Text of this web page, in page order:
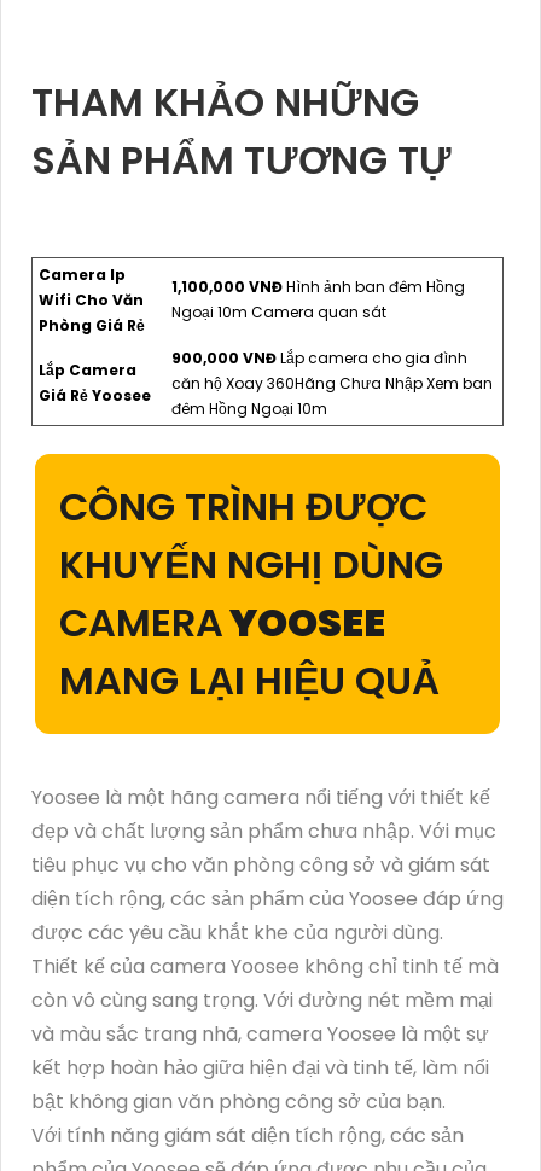
THAM KHẢO NHỮNG
SẢN PHẨM TƯƠNG TỰ
Camera Ip
Wifi Cho Văn
Phòng Giá Rẻ
1,100,000 VNĐHình ảnh ban đêm Hồng
Ngoại 10m Camera quan sát
Lắp Camera
Giá Rẻ Yoosee
900,000 VNĐLắp camera cho gia đình
căn hộ Xoay 360Hãng Chưa Nhập Xem ban
đêm Hồng Ngoại 10m
CÔNG TRÌNH ĐƯỢC
KHUYẾN NGHỊ DÙNG
CAMERAYOOSEE
MANG LẠI HIỆU QUẢ
Yoosee là một hãng camera nổi tiếng với thiết kế
đẹp và chất lượng sản phẩm chưa nhập. Với mục
tiêu phục vụ cho văn phòng công sở và giám sát
diện tích rộng, các sản phẩm của Yoosee đáp ứng
được các yêu cầu khắt khe của người dùng.
Thiết kế của camera Yoosee không chỉ tinh tế mà
còn vô cùng sang trọng. Với đường nét mềm mại
và màu sắc trang nhã, camera Yoosee là một sự
kết hợp hoàn hảo giữa hiện đại và tinh tế, làm nổi
bật không gian văn phòng công sở của bạn.
Với tính năng giám sát diện tích rộng, các sản